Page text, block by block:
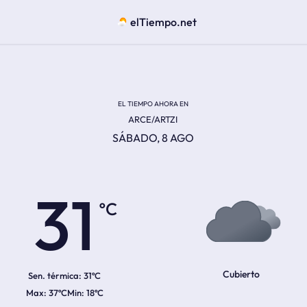
elTiempo.net
EL TIEMPO AHORA EN
ARCE/ARTZI
SÁBADO, 8 AGO
31
Sen. térmica: 31ºC
37ºC 18ºC
Cubierto